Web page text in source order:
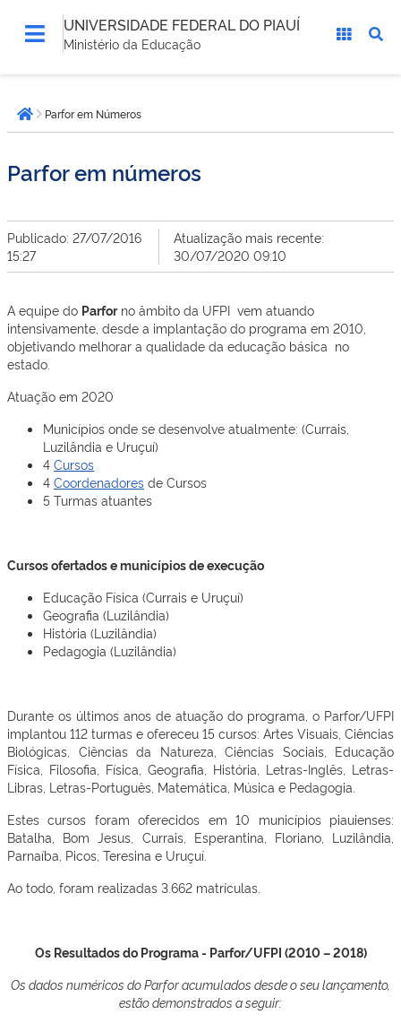
UNIVERSIDADE FEDERAL DO PIAUÍ
Ministério da Educação
está
aqui:Página inicial
Parfor em Números
Parfor em números
Publicado: 27/07/2016
15:27
Atualização mais recente:
30/07/2020 09:10
A equipe do Parforno âmbito da UFPI vem atuando
intensivamente, desde a implantação do programa em 2010,
objetivando melhorar a qualidade da educação básica no
estado.
Atuação em 2020
Municípios onde se desenvolve atualmente: (Currais,
Luzilândia e Uruçuí)
4 Cursos
4 Coordenadores de Cursos
5 Turmas atuantes
Cursos ofertados e municípios de execução
Educação Física (Currais e Uruçuí)
Geografia (Luzilândia)
História (Luzilândia)
Pedagogia (Luzilândia)
Durante os últimos anos de atuação do programa, o Parfor/UFPI
implantou 112 turmas e ofereceu 15 cursos: Artes Visuais, Ciências
Biológicas, Ciências da Natureza, Ciências Sociais, Educação
Física, Filosofia, Física, Geografia, História, Letras-Inglês, Letras-
Libras, Letras-Português, Matemática, Música e Pedagogia.
Estes cursos foram oferecidos em 10 municípios piauienses:
Batalha, Bom Jesus, Currais, Esperantina, Floriano, Luzilândia,
Parnaíba, Picos, Teresina e Uruçuí.
Ao todo, foram realizadas 3.662 matrículas.
Os Resultados do Programa - Parfor/UFPI (2010 – 2018)
Os dados numéricos do Parfor acumulados desde o seu lançamento,
estão demonstrados a seguir: